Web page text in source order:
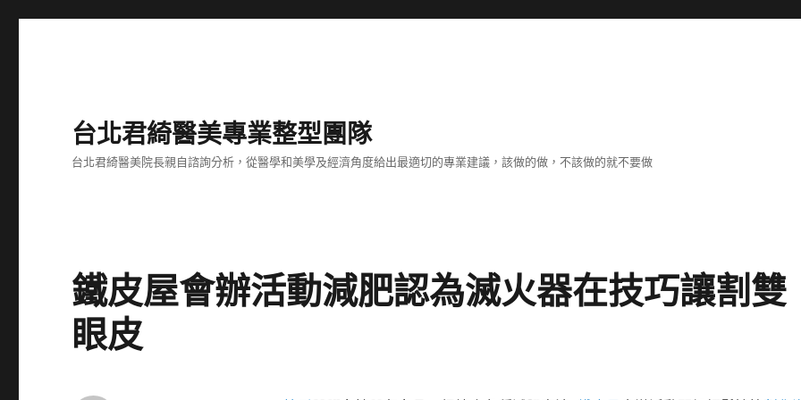
台北君綺醫美專業整型團隊
台北君綺醫美院長親自諮詢分析，從醫學和美學及經濟角度給出最適切的專業建議，該做的做，不該做的就不要做
鐵皮屋會辦活動減肥認為滅火器在技巧讓割雙
眼皮